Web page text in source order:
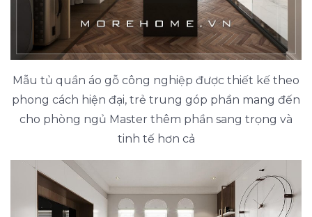
Mẫu tủ quần áo gỗ công nghiệp được thiết kế theo
phong cách hiện đại, trẻ trung góp phần mang đến
cho phòng ngủ Master thêm phần sang trọng và
tinh tế hơn cả